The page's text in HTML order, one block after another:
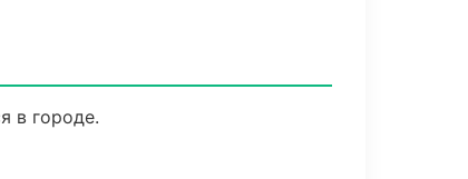
в городе.